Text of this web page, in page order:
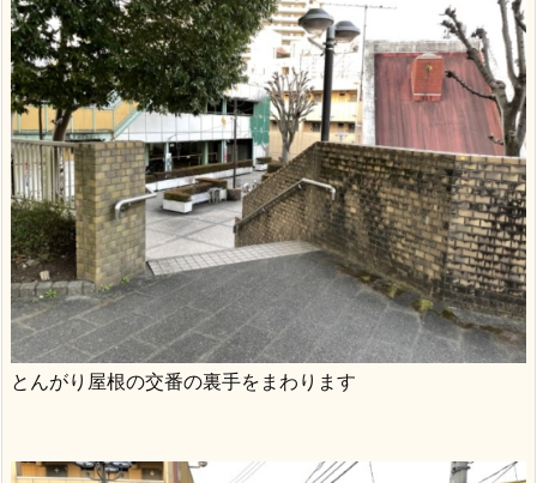
とんがり屋根の交番の裏手をまわります